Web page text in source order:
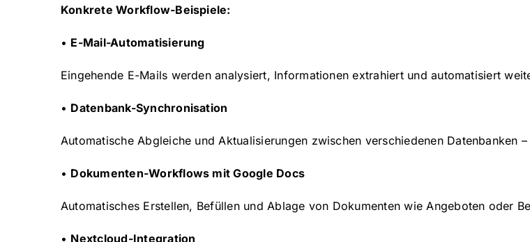
Konkrete Workflow-Beispiele:
• E-Mail-Automatisierung
Eingehende E-Mails werden analysiert, Informationen extrahiert und automatisiert
• Datenbank-Synchronisation
Automatische Abgleiche und Aktualisierungen zwischen verschiedenen Datenbanken
• Dokumenten-Workflows mit Google Docs
Automatisches Erstellen, Befüllen und Ablage von Dokumenten wie Angeboten oder
• Nextcloud-Integration